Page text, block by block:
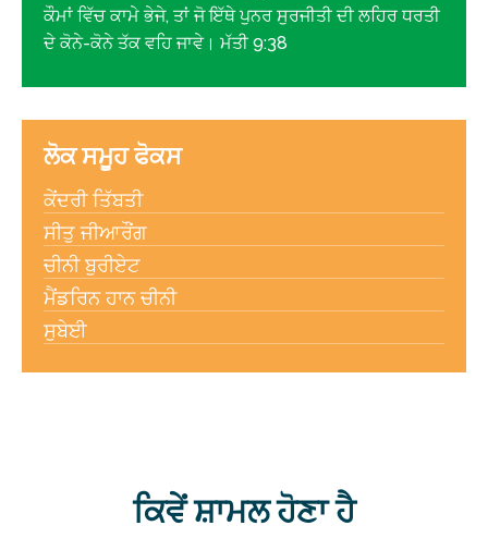
ਕੌਮਾਂ ਵਿੱਚ ਕਾਮੇ ਭੇਜੇ, ਤਾਂ ਜੋ ਇੱਥੇ ਪੁਨਰ ਸੁਰਜੀਤੀ ਦੀ ਲਹਿਰ ਧਰਤੀ
ਦੇ ਕੋਨੇ-ਕੋਨੇ ਤੱਕ ਵਹਿ ਜਾਵੇ। ਮੱਤੀ 9:38
ਲੋਕ ਸਮੂਹ ਫੋਕਸ
ਕੇਂਦਰੀ ਤਿੱਬਤੀ
ਸੀਤੁ ਜੀਆਰੌਂਗ
ਚੀਨੀ ਬੁਰੀਏਟ
ਮੈਂਡਰਿਨ ਹਾਨ ਚੀਨੀ
ਸੁਬੇਈ
ਕਿਵੇਂ ਸ਼ਾਮਲ ਹੋਣਾ ਹੈ